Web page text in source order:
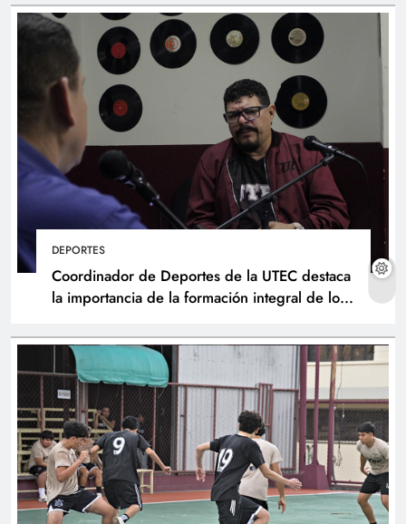
DEPORTES
Coordinador de Deportes de la UTEC destaca
la importancia de la formación integral de los